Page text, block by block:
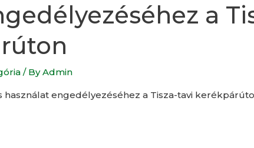
a
/ ByAdmin
engedélyezéséhez a Tisza-tavi